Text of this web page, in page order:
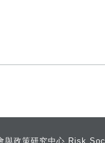
與政策研究中心 Risk